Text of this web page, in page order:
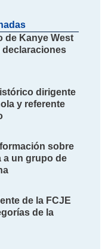
de Kanye West
declaraciones
dirigente
y referente
sobre
a un grupo de
de la FCJE
de la